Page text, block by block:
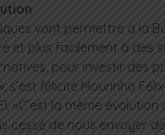
vont permettre à la
et plus facilement à des
pour investir des
s’est félicité Mourinho
«C’est la même évolution
cessé de nous envoyer